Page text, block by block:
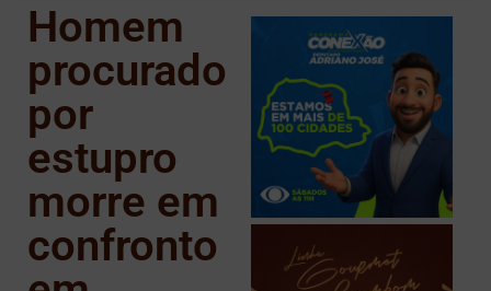
Homem
procurado
por
estupro
morre em
confronto